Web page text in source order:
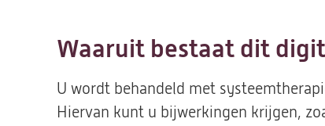
Waaruit bestaat dit
U wordt behandeld met
Hiervan kunt u bijwerkingen krijgen,